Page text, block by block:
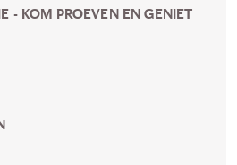
- KOM PROEVEN EN GENIET